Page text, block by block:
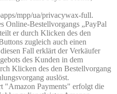
mpp/ua/privacywax-full.
Online-Bestellvorgangs „PayPal
er durch Klicken des den
zugleich auch einen
Fall erklärt der Verkäufer
des Kunden in dem
Klicken des den Bestellvorgang
auslöst.
"Amazon Payments" erfolgt die